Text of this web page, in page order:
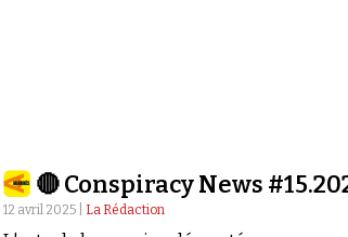
🔴 Conspiracy News
12 avril 2025 | La Rédaction